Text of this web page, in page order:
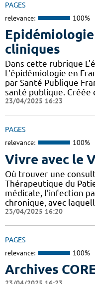
PAGES
relevance: 100%
cliniques
Dans cette rubrique
L'épidémiologie en
par Santé Publique
santé publique. Créée
23/04/2025 16:23
PAGES
relevance: 100%
Vivre avec le
Où trouver une
Thérapeutique du
médicale, l’infection
chronique, avec
23/04/2025 16:20
PAGES
relevance: 100%
Archives